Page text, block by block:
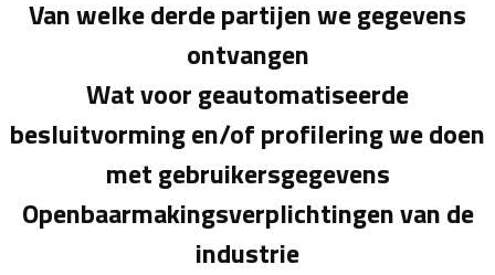
Van welke derde partijen we gegevens
ontvangen
Wat voor geautomatiseerde
besluitvorming en/of profilering we doen
met gebruikersgegevens
Openbaarmakingsverplichtingen van de
industrie